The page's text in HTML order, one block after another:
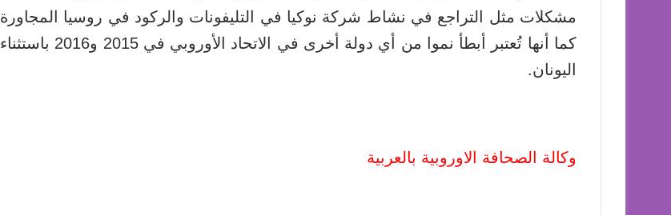
مشكلات مثل التراجع في نشاط شركة نوكيا في التليفونات والركود في روسيا المجاورة
كما أنها تُعتبر أبطأ نموا من أي دولة أخرى في الاتحاد الأوروبي في 2015 و2016 باستثناء
اليونان.
وكالة الصحافة الاوروبية بالعربية